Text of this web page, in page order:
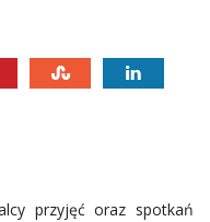
przyjęć oraz spotkań